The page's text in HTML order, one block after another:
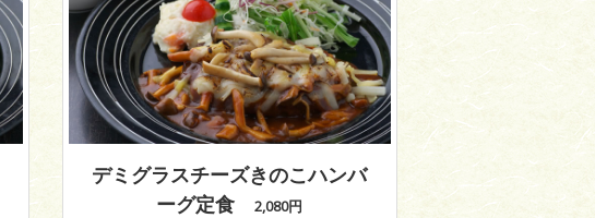
デミグラスチーズきのこハンバ
ーグ定食2,080円